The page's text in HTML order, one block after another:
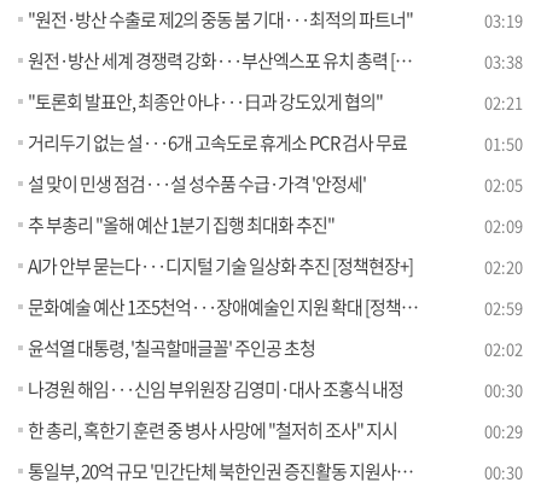
"원전·방산 수출로 제2의 중동 붐 기대···최적의 파트너" 03:19
원전·방산 세계 경쟁력 강화···부산엑스포 유치 총력 [뉴스의 맥] 03:38
"토론회 발표안, 최종안 아냐···日과 강도있게 협의" 02:21
거리두기 없는 설···6개 고속도로 휴게소 PCR 검사 무료 01:50
설 맞이 민생 점검···설 성수품 수급·가격 '안정세' 02:05
추 부총리 "올해 예산 1분기 집행 최대화 추진" 02:09
AI가 안부 묻는다···디지털 기술 일상화 추진 [정책현장+] 02:20
문화예술 예산 1조5천억···장애예술인 지원 확대 [정책현장+] 02:59
윤석열 대통령, '칠곡할매글꼴' 주인공 초청 02:02
나경원 해임···신임 부위원장 김영미·대사 조홍식 내정 00:30
한 총리, 혹한기 훈련 중 병사 사망에 "철저히 조사" 지시 00:29
통일부, 20억 규모 '민간단체 북한인권 증진활동 지원사업' 시행 00:30